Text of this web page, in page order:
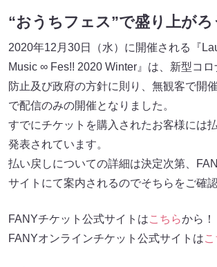
“おうちフェス”で盛り上がろ
2020年12月30日（水）に開催される『
Music ∞ Fes!! 2020 Winter』は、新型コ
防止及び政府の方針に則り、無観客で開
で配信のみの開催となりました。
すでにチケットを購入されたお客様には
発表されています。
払い戻しについての詳細は決定次第、
サイトにて案内されるのでそちらをご確認
FANYチケット公式サイトはこちらから！
FANYオンラインチケット公式サイトは